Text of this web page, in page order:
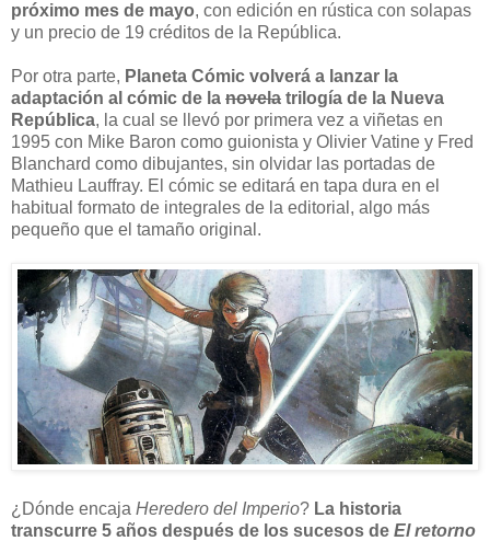
próximo mes de mayo, con edición en rústica con solapas
y un precio de 19 créditos de la República.
Por otra parte, Planeta Cómic volverá a lanzar la
adaptación al cómic de la novela trilogía de la Nueva
República, la cual se llevó por primera vez a viñetas en
1995 con Mike Baron como guionista y Olivier Vatine y Fred
Blanchard como dibujantes, sin olvidar las portadas de
Mathieu Lauffray. El cómic se editará en tapa dura en el
habitual formato de integrales de la editorial, algo más
pequeño que el tamaño original.
¿Dónde encaja Heredero del Imperio? La historia
transcurre 5 años después de los sucesos de El retorno